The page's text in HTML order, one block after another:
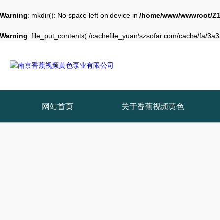
Warning: mkdir(): No space left on device in /home/www/wwwroot/
Warning: file_put_contents(./cachefile_yuan/szsofar.com/cache/fa/
网站首页 关于香蕉视频黄色